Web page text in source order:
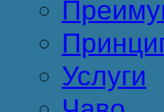
Услуги